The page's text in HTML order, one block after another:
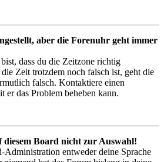
aber die Forenuhr geht immer
dass du die Zeitzone richtig
Zeit trotzdem noch falsch ist, geht die
falsch. Kontaktiere einen
er das Problem beheben kann.
diesem Board nicht zur Auswahl!
Administration entweder deine Sprache